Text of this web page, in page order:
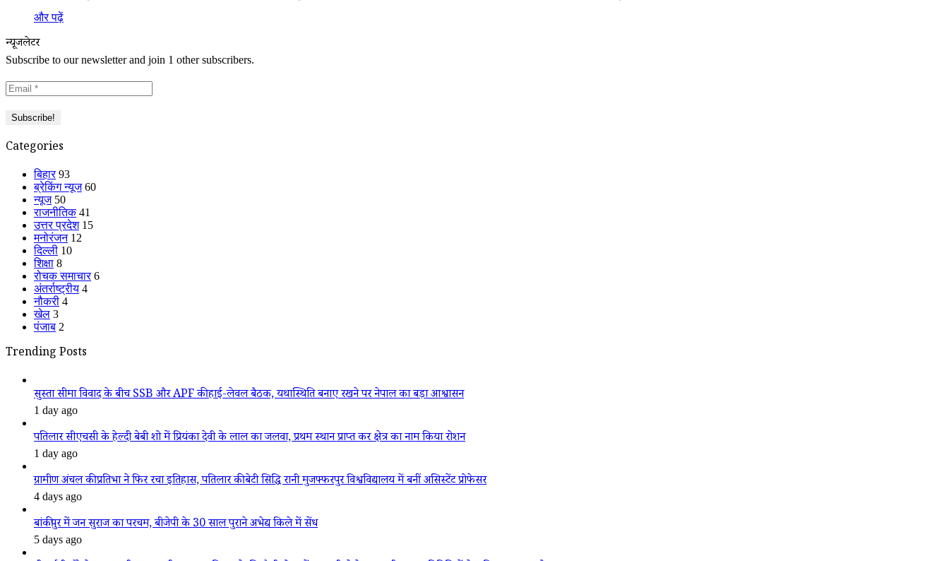
और पढ़ें
न्यूजलेटर
Subscribe to our newsletter and join 1 other subscribers.
Categories
बिहार 93
ब्रेकिंग न्यूज 60
न्यूज 50
राजनीतिक 41
उत्तर प्रदेश 15
मनोरंजन 12
दिल्ली 10
शिक्षा 8
रोचक समाचार 6
अंतर्राष्ट्रीय 4
नौकरी 4
खेल 3
पंजाब 2
Trending Posts
सुस्ता सीमा विवाद के बीच SSB और APF की हाई-लेवल बैठक, यथास्थिति बनाए रखने पर नेपाल का बड़ा आश्वासन
1 day ago
पतिलार सीएचसी के हेल्दी बेबी शो में प्रियंका देवी के लाल का जलवा, प्रथम स्थान प्राप्त कर क्षेत्र का नाम किया रोशन
1 day ago
ग्रामीण अंचल की प्रतिभा ने फिर रचा इतिहास, पतिलार की बेटी सिद्धि रानी मुजफ्फरपुर विश्वविद्यालय में बनीं असिस्टेंट प्रोफेसर
4 days ago
बांकीपुर में जन सुराज का परचम, बीजेपी के 30 साल पुराने अभेद्य किले में सेंध
5 days ago